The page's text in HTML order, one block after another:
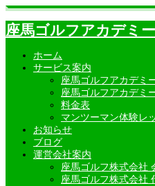
座馬ゴルフアカデミー
ホーム
サービス案内
座馬ゴルフアカデミ
座馬ゴルフアカデミ
料金表
マンツーマン体験レ
お知らせ
ブログ
運営会社案内
座馬ゴルフ株式会社
座馬ゴルフ株式会社